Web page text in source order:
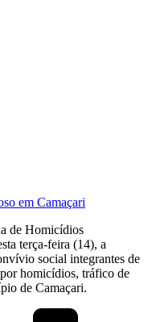
em Camaçari
de Homicídios
terça-feira (14), a
social integrantes de
homicídios, tráfico de
de Camaçari.